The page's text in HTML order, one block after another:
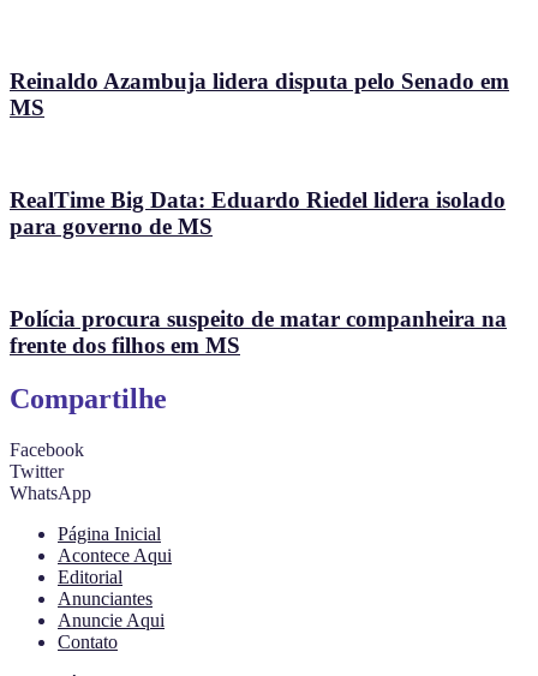
Reinaldo Azambuja lidera disputa pelo Senado em
MS
RealTime Big Data: Eduardo Riedel lidera isolado
para governo de MS
Polícia procura suspeito de matar companheira na
frente dos filhos em MS
Compartilhe
Facebook
Twitter
WhatsApp
Página Inicial
Acontece Aqui
Editorial
Anunciantes
Anuncie Aqui
Contato